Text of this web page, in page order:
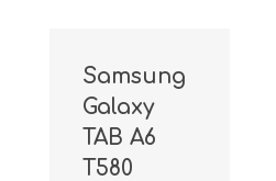
Samsung
Galaxy
TAB A6
T580